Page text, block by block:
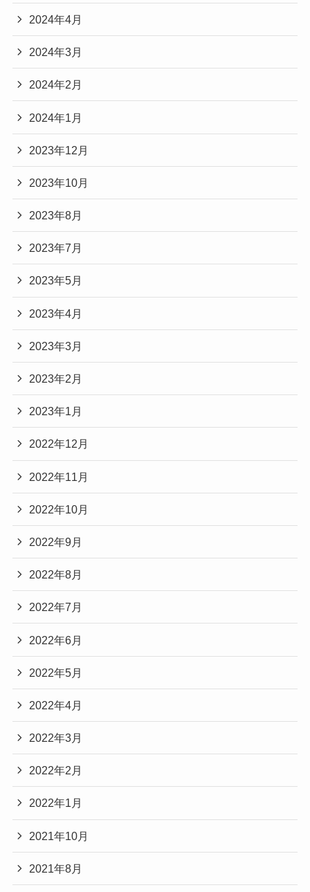
2024年4月
2024年3月
2024年2月
2024年1月
2023年12月
2023年10月
2023年8月
2023年7月
2023年5月
2023年4月
2023年3月
2023年2月
2023年1月
2022年12月
2022年11月
2022年10月
2022年9月
2022年8月
2022年7月
2022年6月
2022年5月
2022年4月
2022年3月
2022年2月
2022年1月
2021年10月
2021年8月